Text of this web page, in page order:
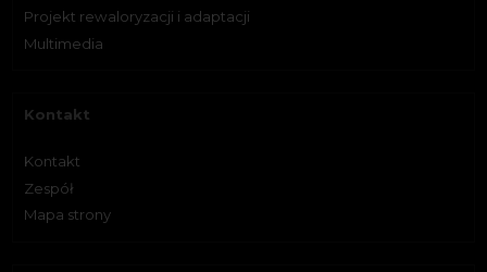
Projekt rewaloryzacji i adaptacji
Multimedia
Kontakt
Kontakt
Zespół
Mapa strony